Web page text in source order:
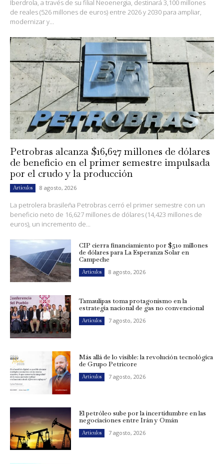
Iberdrola, a través de su filial Neoenergia, destinará 3,100 millones
de reales (526 millones de euros) entre 2026 y 2030 para ampliar,
modernizar y...
Petrobras alcanza $16,627 millones de dólares
de beneficio en el primer semestre impulsada
por el crudo y la producción
Artículos 8 agosto, 2026
La petrolera brasileña Petrobras cerró el primer semestre con un
beneficio neto de 16,627 millones de dólares (14,423 millones de
euros), un incremento de...
CIP cierra financiamiento por $510 millones
de dólares para La Esperanza Solar en
Campeche
Artículos 8 agosto, 2026
Tamaulipas toma protagonismo en la
estrategia nacional de gas no convencional
Artículos 7 agosto, 2026
Más allá de lo visible: la revolución tecnológica
de Grupo Petricore
Artículos 7 agosto, 2026
El petróleo sube por la incertidumbre en las
negociaciones entre Irán y Omán
Artículos 7 agosto, 2026